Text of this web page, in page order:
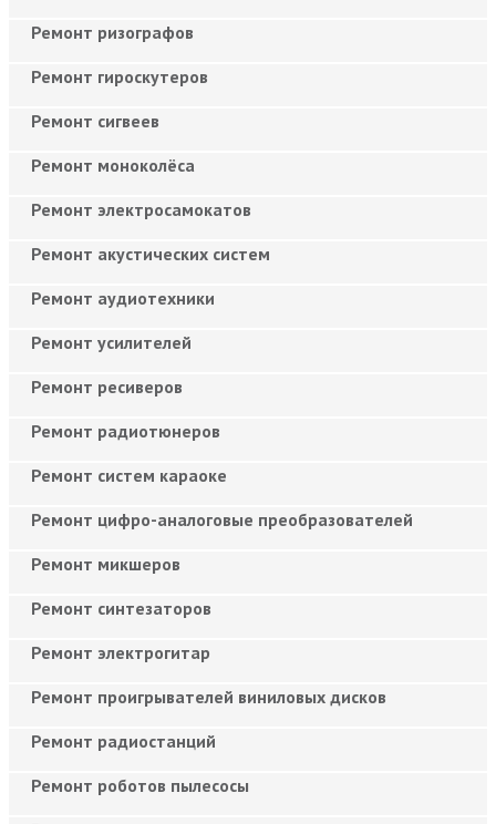
Ремонт ризографов
Ремонт гироскутеров
Ремонт сигвеев
Ремонт моноколёса
Ремонт электросамокатов
Ремонт акустических систем
Ремонт аудиотехники
Ремонт усилителей
Ремонт ресиверов
Ремонт радиотюнеров
Ремонт систем караоке
Ремонт цифро-аналоговые преобразователей
Ремонт микшеров
Ремонт синтезаторов
Ремонт электрогитар
Ремонт проигрывателей виниловых дисков
Ремонт радиостанций
Ремонт роботов пылесосы